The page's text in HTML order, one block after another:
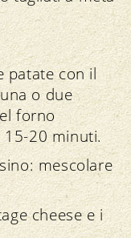
patate con il
o due
forno
15-20 minuti.
mescolare
cheese e i